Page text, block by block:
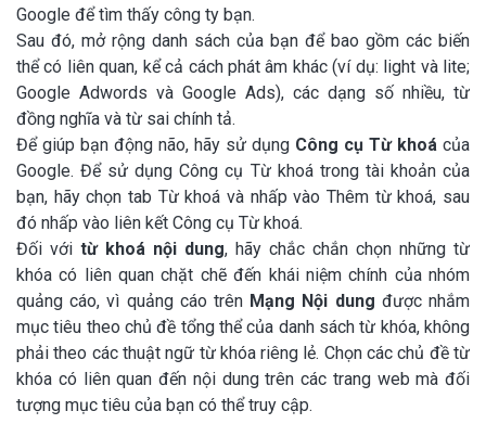
Google để tìm thấy công ty bạn.
Sau đó, mở rộng danh sách của bạn để bao gồm các biến
thể có liên quan, kể cả cách phát âm khác (ví dụ: light và lite;
Google Adwords và Google Ads), các dạng số nhiều, từ
đồng nghĩa và từ sai chính tả.
Để giúp bạn động não, hãy sử dụng Công cụ Từ khoá của
Google. Để sử dụng Công cụ Từ khoá trong tài khoản của
bạn, hãy chọn tab Từ khoá và nhấp vào Thêm từ khoá, sau
đó nhấp vào liên kết Công cụ Từ khoá.
Đối với từ khoá nội dung, hãy chắc chắn chọn những từ
khóa có liên quan chặt chẽ đến khái niệm chính của nhóm
quảng cáo, vì quảng cáo trên Mạng Nội dung được nhắm
mục tiêu theo chủ đề tổng thể của danh sách từ khóa, không
phải theo các thuật ngữ từ khóa riêng lẻ. Chọn các chủ đề từ
khóa có liên quan đến nội dung trên các trang web mà đối
tượng mục tiêu của bạn có thể truy cập.